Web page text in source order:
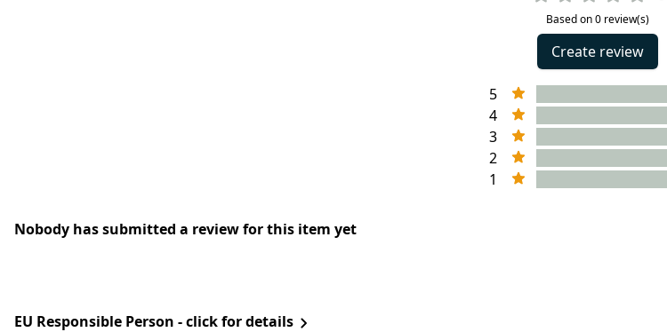
Based on 0 review(s)
Create review
5
4
3
2
1
Nobody has submitted a review for this item yet
EU Responsible Person - click for details